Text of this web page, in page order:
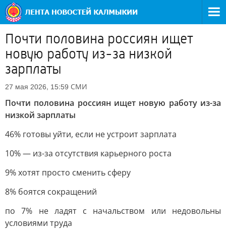
Почти половина россиян ищет
новую работу из-за низкой
зарплаты
27 мая 2026, 15:59 СМИ
Почти половина россиян ищет новую работу из-за
низкой зарплаты
46% готовы уйти, если не устроит зарплата
10% — из-за отсутствия карьерного роста
9% хотят просто сменить сферу
8% боятся сокращений
по 7% не ладят с начальством или недовольны
условиями труда